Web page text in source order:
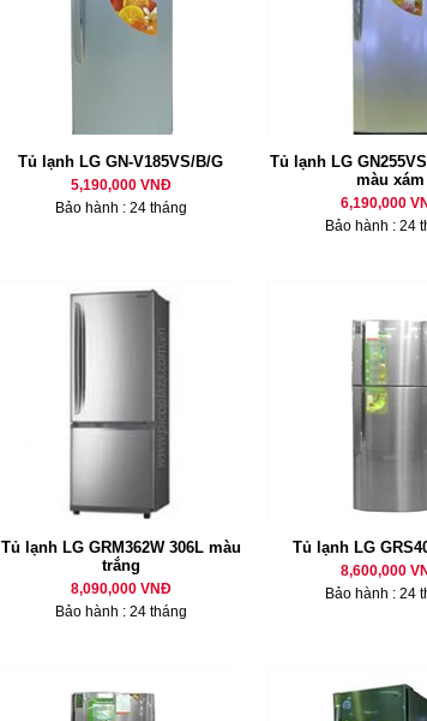
Tủ lạnh LG GN-V185VS/B/G
5,190,000 VNĐ
Bảo hành : 24 tháng
Tủ lạnh LG
màu xám
6,190,000
Bảo hành : 24
Tủ lạnh LG GRM362W 306L màu
trắng
8,090,000 VNĐ
Bảo hành : 24 tháng
Tủ lạnh LG
8,600,000
Bảo hành : 24